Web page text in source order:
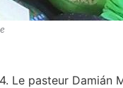
Le pasteur Damián